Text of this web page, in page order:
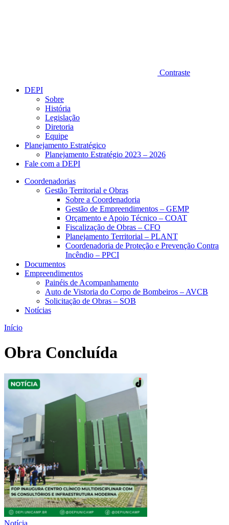
Contraste
DEPI
Sobre
História
Legislação
Diretoria
Equipe
Planejamento Estratégico
Planejamento Estratégio 2023 – 2026
Fale com a DEPI
Coordenadorias
Gestão Territorial e Obras
Sobre a Coordenadoria
Gestão de Empreendimentos – GEMP
Orçamento e Apoio Técnico – COAT
Fiscalização de Obras – CFO
Planejamento Territorial – PLANT
Coordenadoria de Proteção e Prevenção Contra
Incêndio – PPCI
Documentos
Empreendimentos
Painéis de Acompanhamento
Auto de Vistoria do Corpo de Bombeiros – AVCB
Solicitação de Obras – SOB
Notícias
Início
Obra Concluída
Notícia